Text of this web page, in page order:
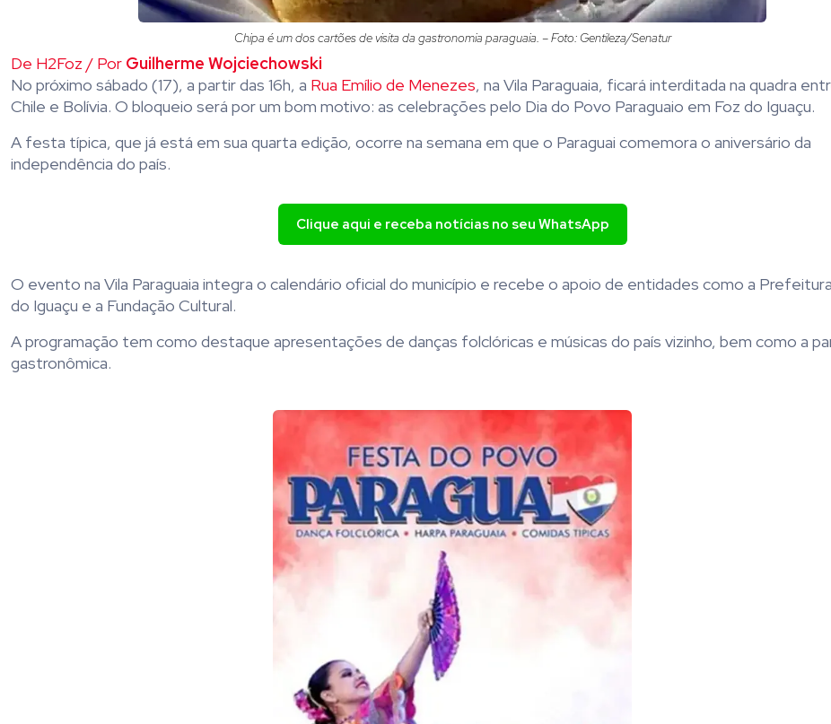
Chipa é um dos cartões de visita da gastronomia paraguaia. – Foto: Gentileza/Senatur
De H2Foz / Por Guilherme Wojciechowski
No próximo sábado (17), a partir das 16h, a Rua Emílio de Menezes, na Vila Paraguaia, ficará interditada na quadra
Chile e Bolívia. O bloqueio será por um bom motivo: as celebrações pelo Dia do Povo Paraguaio em Foz do Iguaçu.
A festa típica, que já está em sua quarta edição, ocorre na semana em que o Paraguai comemora o aniversário da
independência do país.
Clique aqui e receba notícias no seu WhatsApp
O evento na Vila Paraguaia integra o calendário oficial do município e recebe o apoio de entidades como a
do Iguaçu e a Fundação Cultural.
A programação tem como destaque apresentações de danças folclóricas e músicas do país vizinho, bem como a
gastronômica.